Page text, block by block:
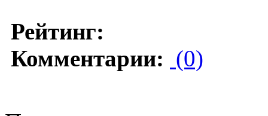
Рейтинг:
Комментарии: (0)